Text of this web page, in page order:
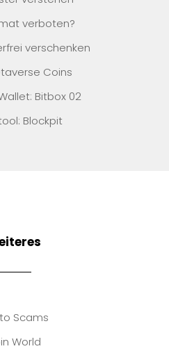
verboten?
verschenken
Coins
Bitbox 02
Blockpit
Scams
World